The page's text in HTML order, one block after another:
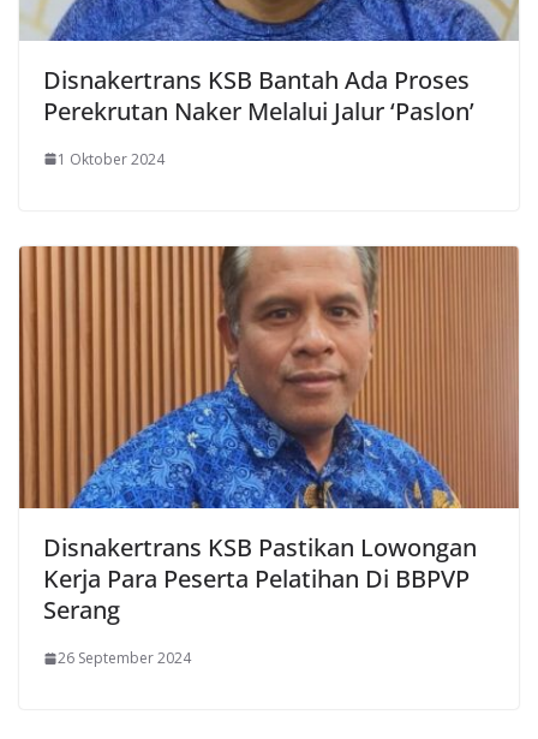
Disnakertrans KSB Bantah Ada Proses
Perekrutan Naker Melalui Jalur ‘Paslon’
1 Oktober 2024
Disnakertrans KSB Pastikan Lowongan
Kerja Para Peserta Pelatihan Di BBPVP
Serang
26 September 2024